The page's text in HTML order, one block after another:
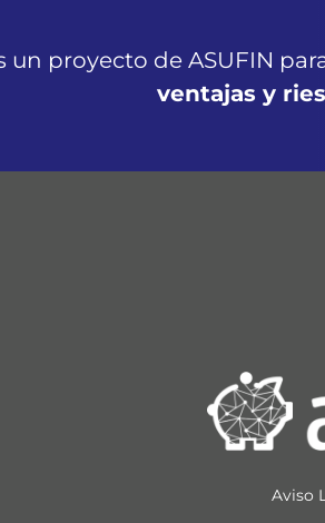
un proyecto de ASUFIN
ventajas y
Aviso